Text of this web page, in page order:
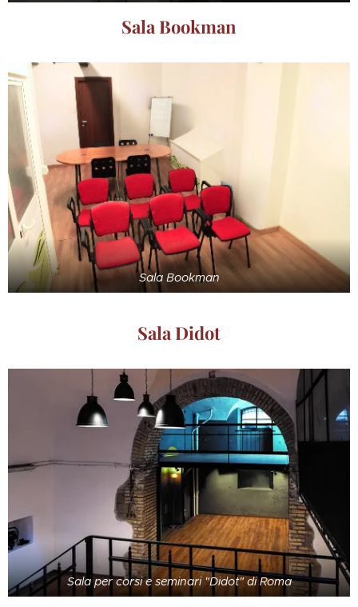
Sala Bookman
Sala Bookman
Sala Didot
Sala per corsi e seminari "Didot" di Roma